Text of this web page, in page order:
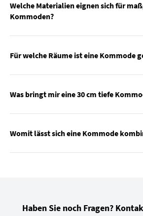
Welche Materialien eignen sich für
Kommoden?
Für welche Räume ist eine Kommode
Was bringt mir eine 30 cm tiefe
Womit lässt sich eine Kommode
Haben Sie noch Fragen?